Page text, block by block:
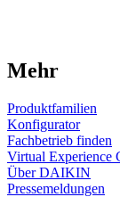
Mehr
Produktfamilien
Konfigurator
Fachbetrieb finden
Virtual Experience
Über DAIKIN
Pressemeldungen